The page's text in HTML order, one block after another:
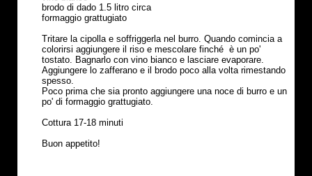
brodo di dado 1.5 litro circa
formaggio grattugiato
Tritare la cipolla e soffriggerla nel burro. Quando comincia a
colorirsi aggiungere il riso e mescolare finché è un po'
tostato. Bagnarlo con vino bianco e lasciare evaporare.
Aggiungere lo zafferano e il brodo poco alla volta rimestando
spesso.
Poco prima che sia pronto aggiungere una noce di burro e un
po' di formaggio grattugiato.
Cottura 17-18 minuti
Buon appetito!